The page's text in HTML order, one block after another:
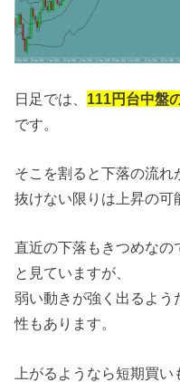
日足では、 111円台中盤
です。
そこを割ると下落の流れ
抜けない限りは上昇の可
直近の下落もきつめな
と見ていますが、
弱い動きが強く出るよ
性もあります。
上がるようなら短期買